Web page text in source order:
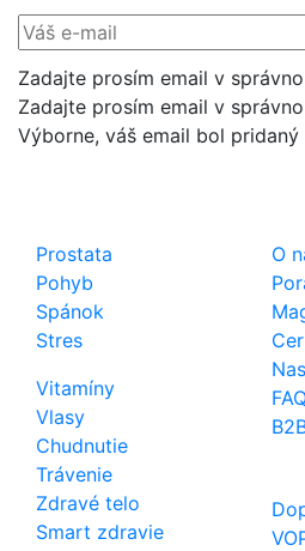
Zadajte prosím email v
Zadajte prosím email v
Výborne, váš email bol
Prostata
Pohyb
Spánok
Stres
Vitamíny
Vlasy
Chudnutie
Trávenie
Zdravé telo
Smart zdravie
O